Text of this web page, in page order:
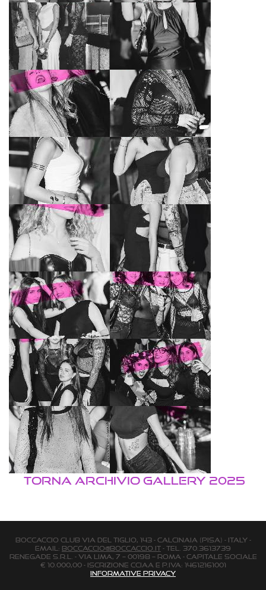
TORNA ARCHIVIO GALLERY 2025
BOCCACCIO CLUB via Del Tiglio, 143 - Calcinaia (Pisa) - Italy -
email: boccaccio@boccaccio.it - Tel. 370.3613739
Renegade s.r.l. - Via Lima, 7 – 00198 – Roma - Capitale Sociale
€ 10.000,00 - Iscrizione Cciaa e P.Iva: 14612161001
Informative Privacy